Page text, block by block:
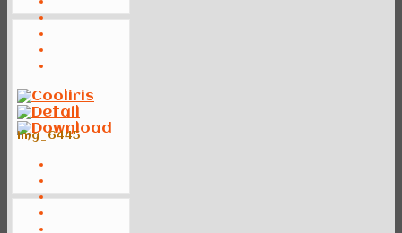
img_6445